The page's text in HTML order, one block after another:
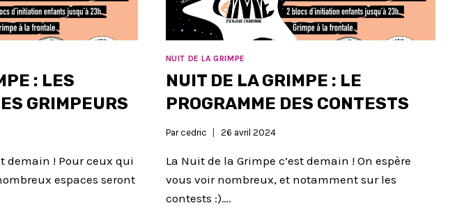
: LES
GRIMPEURS
demain ! Pour ceux qui
espaces seront
NUIT DE LA GRIMPE
NUIT DE LA GRIMPE : LE
PROGRAMME DES CONTESTS
Par cedric 26 avril 2024
La Nuit de la Grimpe c’est demain ! On espère
vous voir nombreux, et notamment sur les
contests :)….